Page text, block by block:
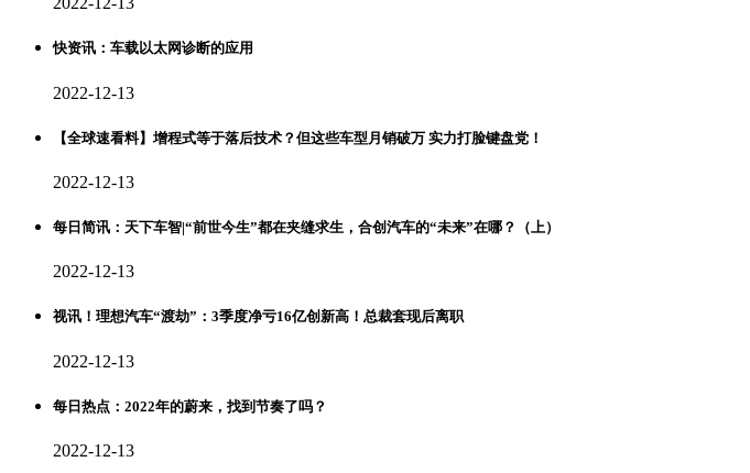
快资讯：车载以太网诊断的应用
2022-12-13
【全球速看料】增程式等于落后技术？但这些车型月销破万 实力打脸键盘党！
2022-12-13
每日简讯：天下车智|“前世今生”都在夹缝求生，合创汽车的“未来”在哪？（上）
2022-12-13
视讯！理想汽车“渡劫”：3季度净亏16亿创新高！总裁套现后离职
2022-12-13
每日热点：2022年的蔚来，找到节奏了吗？
2022-12-13